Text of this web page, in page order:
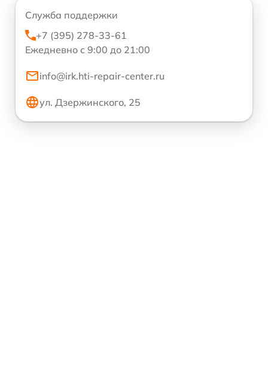
Служба поддержки
+7 (395) 278-33-61
Ежедневно с 9:00 до 21:00
info@irk.hti-repair-center.ru
ул. Дзержинского, 25